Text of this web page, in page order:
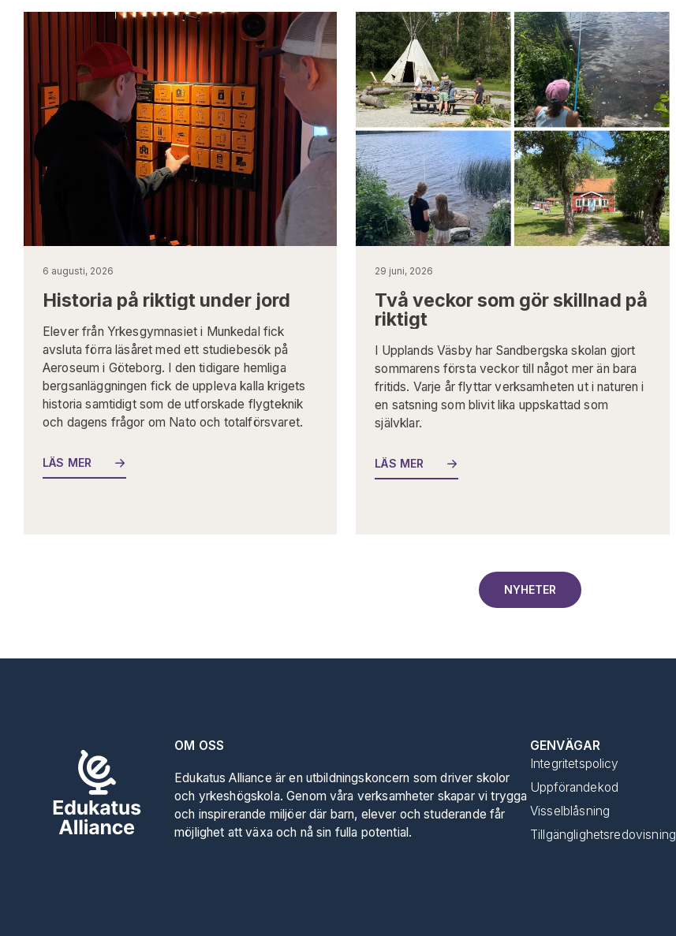
6 augusti, 2026
Historia på riktigt under jord
Elever från Yrkesgymnasiet i Munkedal fick
avsluta förra läsåret med ett studiebesök på
Aeroseum i Göteborg. I den tidigare hemliga
bergsanläggningen fick de uppleva kalla krigets
historia samtidigt som de utforskade flygteknik
och dagens frågor om Nato och totalförsvaret.
LÄS MER
29 juni, 2026
Två veckor som gör skillnad på
riktigt
I Upplands Väsby har Sandbergska skolan gjort
sommarens första veckor till något mer än bara
fritids. Varje år flyttar verksamheten ut i naturen i
en satsning som blivit lika uppskattad som
självklar.
LÄS MER
NYHETER
OM OSS
Edukatus Alliance är en utbildningskoncern som driver skolor
och yrkeshögskola. Genom våra verksamheter skapar vi trygga
och inspirerande miljöer där barn, elever och studerande får
möjlighet att växa och nå sin fulla potential.
GENVÄGAR
Integritetspolicy
Uppförandekod
Visselblåsning
Tillgänglighetsredovisning